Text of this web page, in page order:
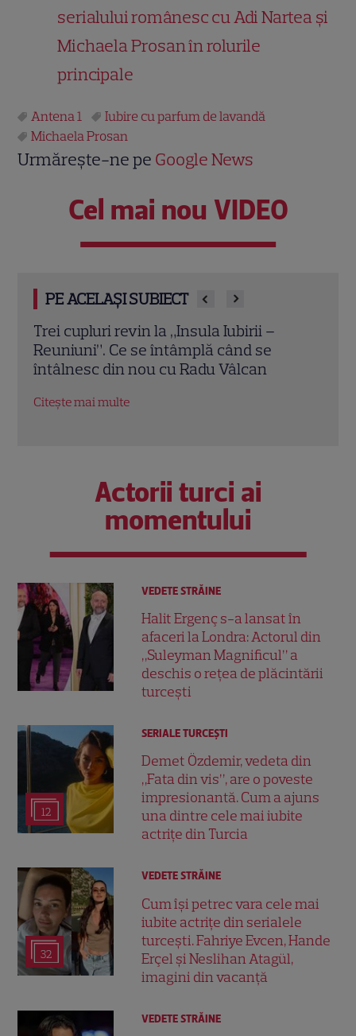
serialului românesc cu Adi Nartea și
Michaela Prosan în rolurile
principale
Antena 1
Iubire cu parfum de lavandă
Michaela Prosan
Urmărește-ne pe Google News
Cel mai nou VIDEO
PE ACELAȘI SUBIECT
Cheloo, declarație neașteptată înainte
de Asia Express: „Cred că e singura
chestie la care m-am gândit”
Citește mai multe
Actorii turci ai
momentului
VEDETE STRĂINE
Halit Ergenç s-a lansat în
afaceri la Londra: Actorul din
„Suleyman Magnificul” a
deschis o rețea de plăcintării
turcești
12
SERIALE TURCEŞTI
Demet Özdemir, vedeta din
„Fata din vis”, are o poveste
impresionantă. Cum a ajuns
una dintre cele mai iubite
actrițe din Turcia
32
VEDETE STRĂINE
Cum își petrec vara cele mai
iubite actrițe din serialele
turcești. Fahriye Evcen, Hande
Erçel și Neslihan Atagül,
imagini din vacanță
VEDETE STRĂINE